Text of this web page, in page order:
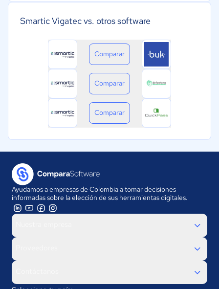
Smartic Vigatec vs. otros software
Comparar
Comparar
Comparar
Ayudamos a empresas de Colombia a tomar decisiones
informadas sobre la elección de sus herramientas digitales.